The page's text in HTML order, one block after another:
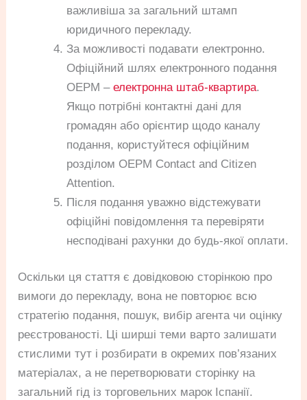
важливіша за загальний штамп
юридичного перекладу.
За можливості подавати електронно.
Офіційний шлях електронного подання
OEPM –електронна штаб-квартира.
Якщо потрібні контактні дані для
громадян або орієнтир щодо каналу
подання, користуйтеся офіційним
розділом OEPM Contact and Citizen
Attention.
Після подання уважно відстежувати
офіційні повідомлення та перевіряти
несподівані рахунки до будь-якої оплати.
Оскільки ця стаття є довідковою сторінкою про
вимоги до перекладу, вона не повторює всю
стратегію подання, пошук, вибір агента чи оцінку
реєстрованості. Ці ширші теми варто залишати
стислими тут і розбирати в окремих пов’язаних
матеріалах, а не перетворювати сторінку на
загальний гід із торговельних марок Іспанії.